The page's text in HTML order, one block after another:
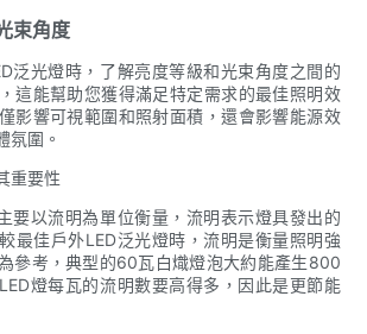
束角度
泛光燈時，了解亮度等級和光束角度之間的
這能幫助您獲得滿足特定需求的最佳照明效
影響可視範圍和照射面積，還會影響能源效
氛圍。
重要性
要以流明為單位衡量，流明表示燈具發出的
最佳戶外LED泛光燈時，流明是衡量照明強
參考，典型的60瓦白熾燈泡大約能產生800
燈每瓦的流明數要高得多，因此是更節能